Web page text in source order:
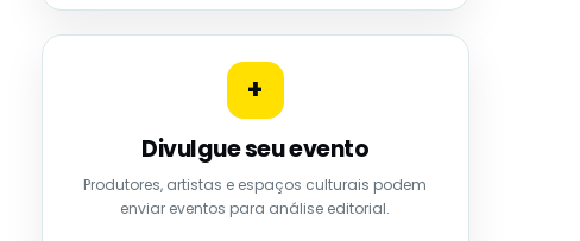
+
Divulgue seu evento
Produtores, artistas e espaços culturais podem
enviar eventos para análise editorial.